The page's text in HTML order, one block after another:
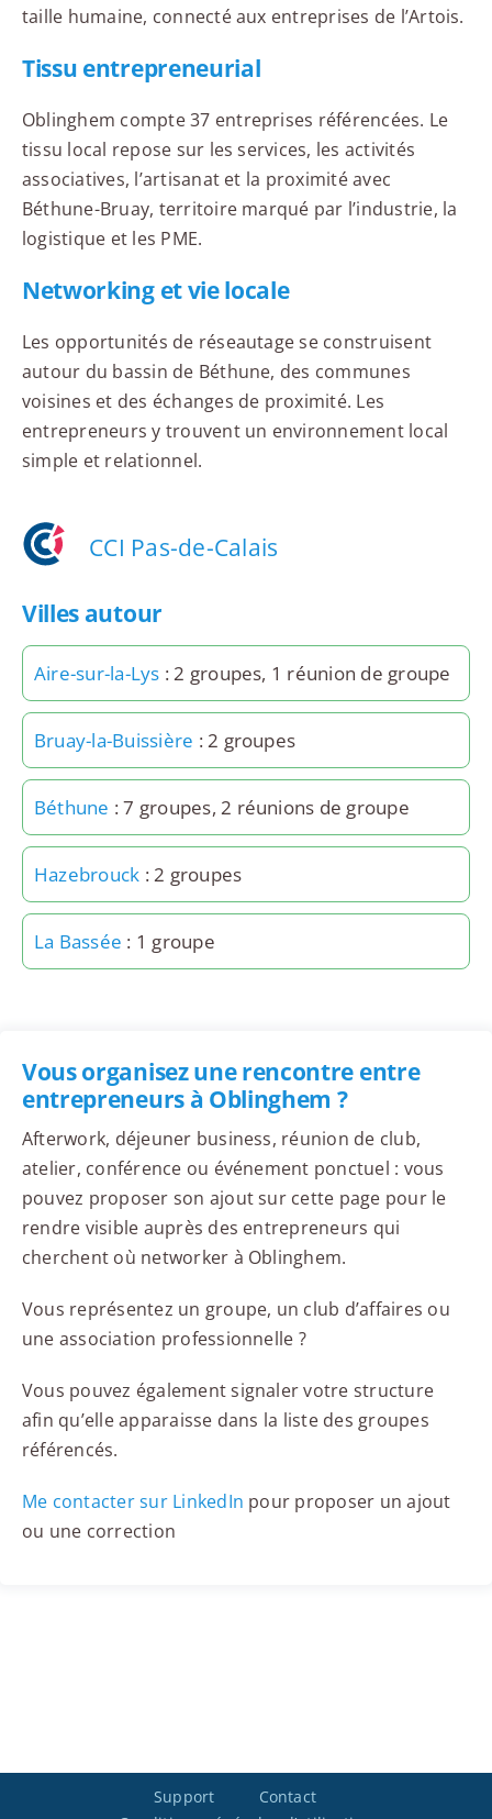
taille humaine, connecté aux entreprises de l’Artois.
Tissu entrepreneurial
Oblinghem compte 37 entreprises référencées. Le
tissu local repose sur les services, les activités
associatives, l’artisanat et la proximité avec
Béthune-Bruay, territoire marqué par l’industrie, la
logistique et les PME.
Networking et vie locale
Les opportunités de réseautage se construisent
autour du bassin de Béthune, des communes
voisines et des échanges de proximité. Les
entrepreneurs y trouvent un environnement local
simple et relationnel.
CCI Pas-de-Calais
Villes autour
Aire-sur-la-Lys : 2 groupes, 1 réunion de groupe
Bruay-la-Buissière : 2 groupes
Béthune : 7 groupes, 2 réunions de groupe
Hazebrouck : 2 groupes
La Bassée : 1 groupe
Vous organisez une rencontre entre
entrepreneurs à Oblinghem ?
Afterwork, déjeuner business, réunion de club,
atelier, conférence ou événement ponctuel : vous
pouvez proposer son ajout sur cette page pour le
rendre visible auprès des entrepreneurs qui
cherchent où networker à Oblinghem.
Vous représentez un groupe, un club d’affaires ou
une association professionnelle ?
Vous pouvez également signaler votre structure
afin qu’elle apparaisse dans la liste des groupes
référencés.
Me contacter sur LinkedIn pour proposer un ajout
ou une correction
Support
Contact